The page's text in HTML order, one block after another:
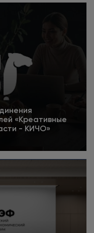
«Креативные
- КИЧО»
5